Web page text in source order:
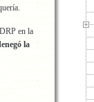
en la
la